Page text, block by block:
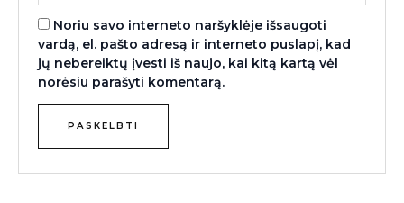
Noriu savo interneto naršyklėje išsaugoti
vardą, el. pašto adresą ir interneto puslapį, kad
jų nebereiktų įvesti iš naujo, kai kitą kartą vėl
norėsiu parašyti komentarą.